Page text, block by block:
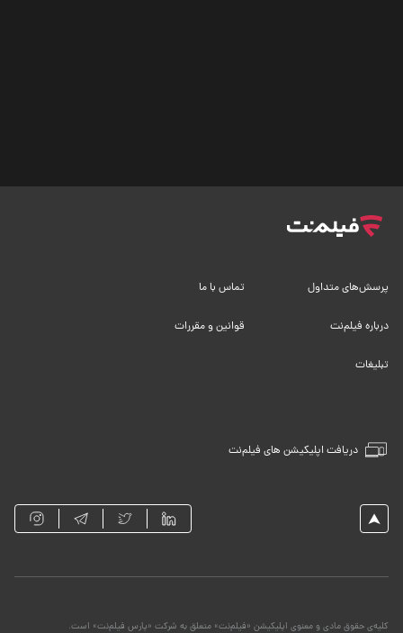
دریافت اپلیکیشن های فیلم‌نت
پرسش‌های متداول تماس با ما
درباره فیلم‌نت قوانین و مقررات
تبلیغات
کلیه‌ی حقوق مادی و معنوی اپلیکیشن «فیلم‌نت» متعلق به شرکت «پارس فیلم‌نت» است.